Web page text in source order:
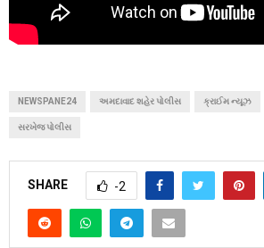
NEWSPANE24 અમદાવાદ શહેર પોલીસ ક્રાઈમ ન્યૂઝ
સરખેજ પોલીસ
SHARE -2